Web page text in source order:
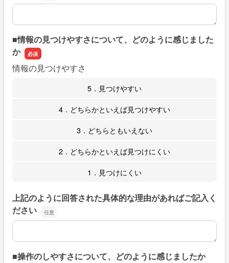
上記のように回答された具体的な理由があればご記入くだ
■情報の見つけやすさについて、どのように感じました
か
情報の見つけやすさ
5．見つけやすい
4．どちらかといえば見つけやすい
3．どちらともいえない
2．どちらかといえば見つけにくい
1．見つけにくい
上記のように回答された具体的な理由があればご記入く
ださい
上記のように回答された具体的な理由があればご記入くだ
■操作のしやすさについて、どのように感じましたか